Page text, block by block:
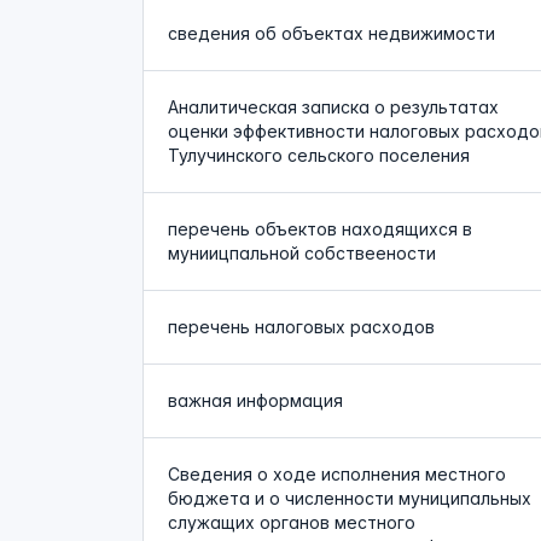
сведения об объектах недвижимости
Аналитическая записка о результатах
оценки эффективности налоговых
Тулучинского сельского поселения
перечень объектов находящихся в
муниицпальной собствеености
перечень налоговых расходов
важная информация
Сведения о ходе исполнения местного
бюджета и о численности муниципальных
служащих органов местного